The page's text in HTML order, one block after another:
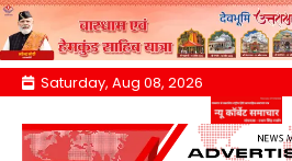
Skip
content
Saturday, Aug 08, 2026